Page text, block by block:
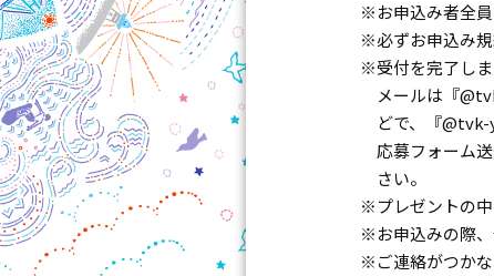
お申込み者全
必ずお申込み
受付を完了し
メールは『
どで、『
応募フォーム
さい。
プレゼントの
お申込みの際
ご連絡がつか